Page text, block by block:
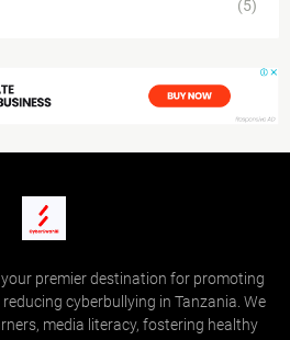
(5)
premier destination for promoting
cyberbullying in Tanzania. We
media literacy, fostering healthy